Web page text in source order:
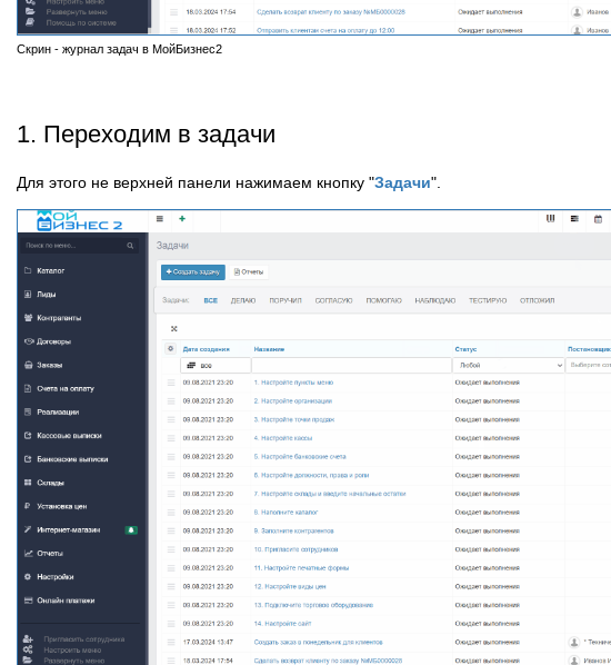
Скрин - журнал задач в МойБизнес2
1. Переходим в задачи
Для этого не верхней панели нажимаем кнопку "Задачи".